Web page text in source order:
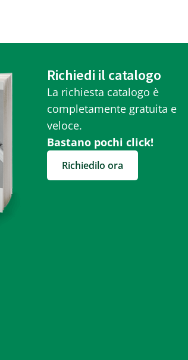
Richiedi il catalogo
La richiesta catalogo è
completamente gratuita e
veloce.
Bastano pochi click!
Richiedilo ora